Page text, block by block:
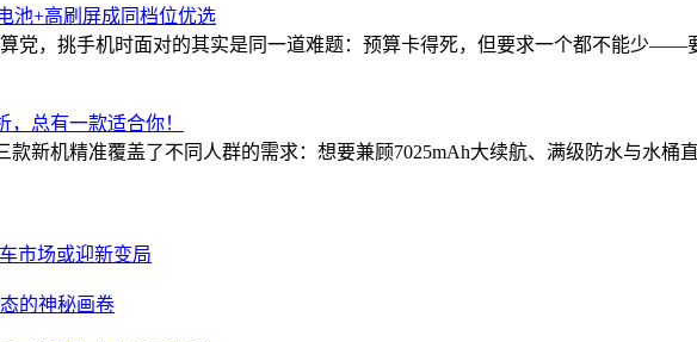
池+高刷屏成同档位优选
党，挑手机时面对的其实是同一道难题：预算卡得死，但要求一个都不能少
，总有一款适合你！
款新机精准覆盖了不同人群的需求：想要兼顾7025mAh大续航、满级防水与水桶
市场或迎新变局
的神秘画卷